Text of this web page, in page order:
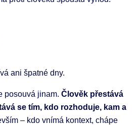
ani špatné dny.
posouvá jinam. Člověk přestává
se tím, kdo rozhoduje, kam a
– kdo vnímá kontext, chápe